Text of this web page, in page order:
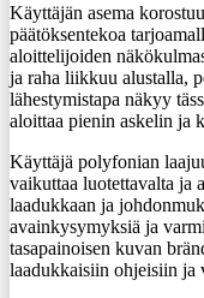
Käyttäjän asema
päätöksentekoa
aloittelijoiden
ja raha liikkuu alustalla,
lähestymistapa näkyy
aloittaa pienin askelin ja
Käyttäjä polyfonian
vaikuttaa luotettavalta ja
laadukkaan ja
avainkysymyksiä ja
tasapainoisen kuvan
laadukkaisiin ohjeisiin ja